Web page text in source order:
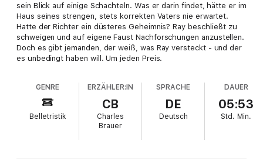
sein Blick auf einige Schachteln. Was er darin findet, hätte er im
Haus seines strengen, stets korrekten Vaters nie erwartet.
Hatte der Richter ein düsteres Geheimnis? Ray beschließt zu
schweigen und auf eigene Faust Nachforschungen anzustellen.
Doch es gibt jemanden, der weiß, was Ray versteckt - und der
es unbedingt haben will. Um jeden Preis.
GENRE
Belletristik
ERZÄHLER:IN
CB
Charles
Brauer
SPRACHE
DE
Deutsch
DAUER
05:53
Std. Min.